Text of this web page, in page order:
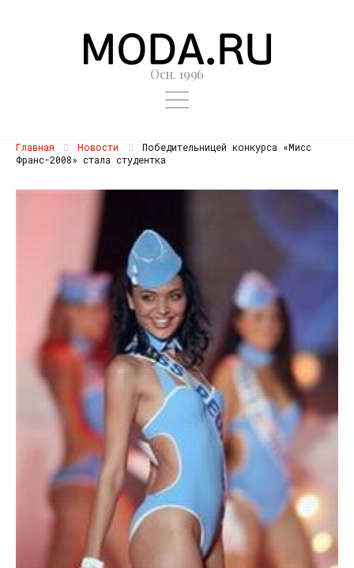
Осн. 1996
Главная Новости
Победительницей конкурса «Мисс
Франс-2008» стала студентка